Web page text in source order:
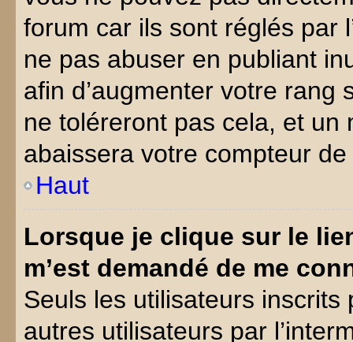
forum car ils sont réglés par
ne pas abuser en publiant
afin d’augmenter votre
ne toléreront pas cela, et
abaissera votre compteur
Haut
Lorsque je clique sur le
m’est demandé de me
Seuls les utilisateurs
autres utilisateurs par